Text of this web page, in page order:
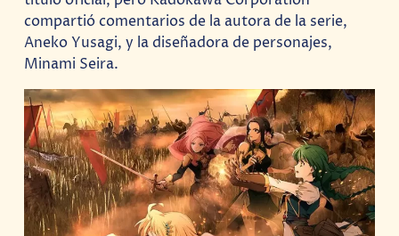
compartió comentarios de la autora de la serie,
Aneko Yusagi, y la diseñadora de personajes,
Minami Seira.